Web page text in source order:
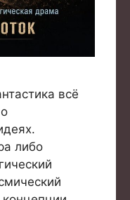
всё
либо